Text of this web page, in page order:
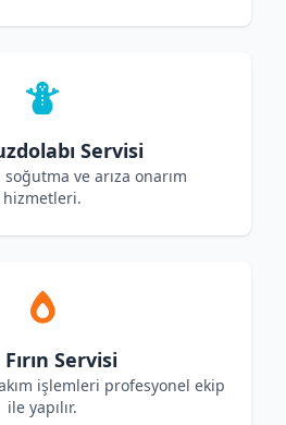
Servisi
soğutma ve arıza onarım
hizmetleri.
Fırın Servisi
işlemleri profesyonel ekip
ile yapılır.